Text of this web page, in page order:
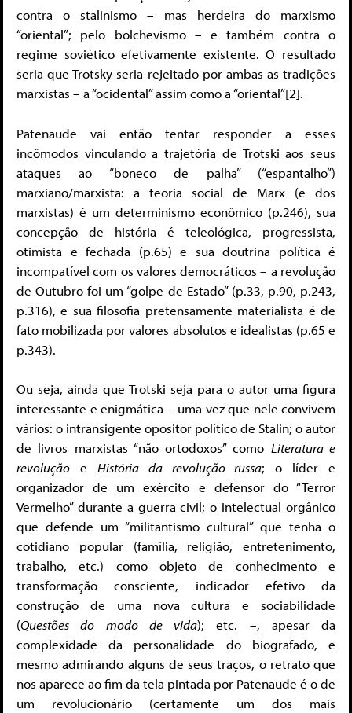
contra o stalinismo – mas herdeira do marxismo
“oriental”; pelo bolchevismo – e também contra o
regime soviético efetivamente existente. O resultado
seria que Trotsky seria rejeitado por ambas as tradições
marxistas – a “ocidental” assim como a “oriental”[2].
Patenaude vai então tentar responder a esses
incômodos vinculando a trajetória de Trotski aos seus
ataques ao “boneco de palha” (“espantalho”)
marxiano/marxista: a teoria social de Marx (e dos
marxistas) é um determinismo econômico (p.246), sua
concepção de história é teleológica, progressista,
otimista e fechada (p.65) e sua doutrina política é
incompatível com os valores democráticos – a revolução
de Outubro foi um “golpe de Estado” (p.33, p.90, p.243,
p.316), e sua filosofia pretensamente materialista é de
fato mobilizada por valores absolutos e idealistas (p.65 e
p.343).
Ou seja, ainda que Trotski seja para o autor uma figura
interessante e enigmática – uma vez que nele convivem
vários: o intransigente opositor político de Stalin; o autor
de livros marxistas “não ortodoxos” como Literatura e
revolução e História da revolução russa; o líder e
organizador de um exército e defensor do “Terror
Vermelho” durante a guerra civil; o intelectual orgânico
que defende um “militantismo cultural” que tenha o
cotidiano popular (família, religião, entretenimento,
trabalho, etc.) como objeto de conhecimento e
transformação consciente, indicador efetivo da
construção de uma nova cultura e sociabilidade
(Questões do modo de vida); etc. –, apesar da
complexidade da personalidade do biografado, e
mesmo admirando alguns de seus traços, o retrato que
nos aparece ao fim da tela pintada por Patenaude é o de
um revolucionário (certamente um dos mais